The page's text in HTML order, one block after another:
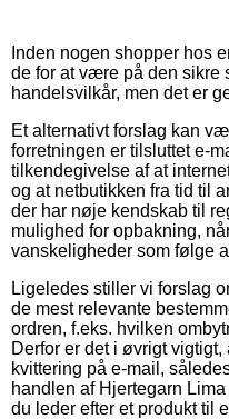
Inden nogen shopper hos
de for at være på den sikre
handelsvilkår, men det er
Et alternativt forslag kan
forretningen er tilsluttet e-
tilkendegivelse af at
og at netbutikken fra tid til
der har nøje kendskab til
mulighed for opbakning,
vanskeligheder som følge
Ligeledes stiller vi forslag
de mest relevante
ordren, f.eks. hvilken
Derfor er det i øvrigt
kvittering på e-mail,
handlen af Hjertegarn
du leder efter et produkt til